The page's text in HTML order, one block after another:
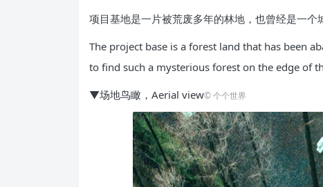
项目基地是一片被荒废多年的林地，也曾经是一个
The project base is a forest land that has been
to find such a mysterious forest on the edge of
▼场地鸟瞰，Aerial view© 个个世界